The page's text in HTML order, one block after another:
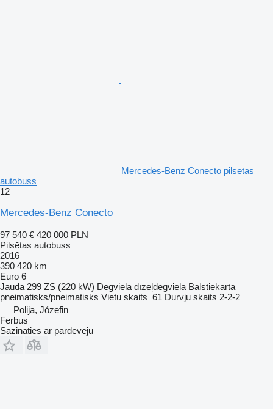
Mercedes-Benz Conecto pilsētas
autobuss
12
Mercedes-Benz Conecto
97 540 € 420 000 PLN
Pilsētas autobuss
2016
390 420 km
Euro 6
Jauda 299 ZS (220 kW) Degviela dīzeļdegviela Balstiekārta
pneimatisks/pneimatisks Vietu skaits 61 Durvju skaits 2-2-2
Polija, Józefin
Ferbus
Sazināties ar pārdevēju